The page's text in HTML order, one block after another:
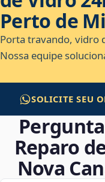
Perto de
Porta travando, vidro
Nossa equipe
SOLICITE SEU
Reparo
Nova